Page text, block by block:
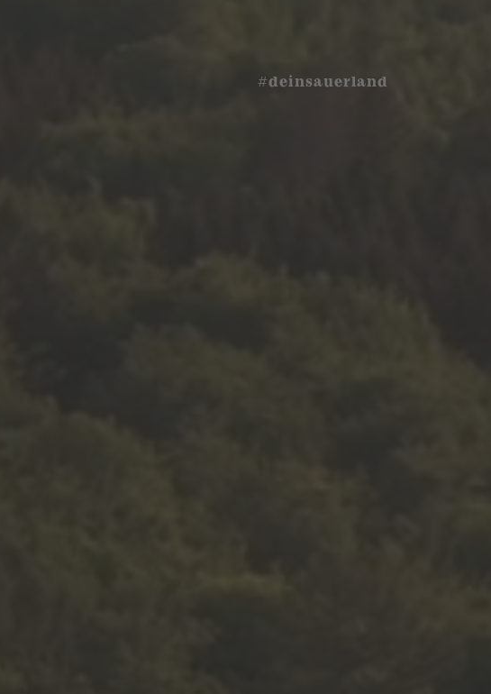
#deinsauerland